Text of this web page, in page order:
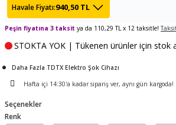
Makine
Göl Kamışı
Balık
Havale Fiyatı:940,50 TL
Peşin fiyatına 3 taksit ya da 110,29 TL x 12 taksitle!
STOKTA YOK | Tükenen ürünler için stok
Daha Fazla TDTX Elektro Şok Cihazı
Hafta içi 14:30'a kadar sipariş ver, aynı gün kargoda!
Seçenekler
Renk